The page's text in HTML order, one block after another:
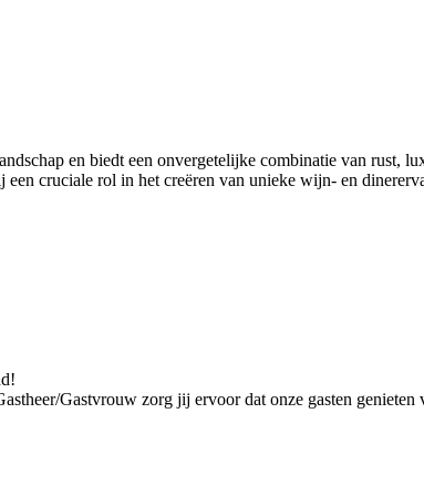
en biedt een onvergetelijke combinatie van rust,
cruciale rol in het creëren van unieke wijn- en
Gastvrouw zorg jij ervoor dat onze gasten